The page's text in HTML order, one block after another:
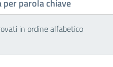
in ordine alfabetico